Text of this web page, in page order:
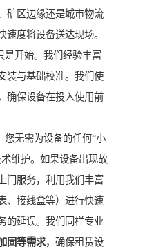
矿区边缘还是城市物流
速度将设备送达现场。
是开始。我们经验丰富
装与基础校准。我们使
确保设备在投入使用前
您无需为设备的任何“小
维护。如果设备出现故
门服务，利用我们丰富
、接线盒等）进行快速
的延误。我们同样专业
固等需求，确保租赁设